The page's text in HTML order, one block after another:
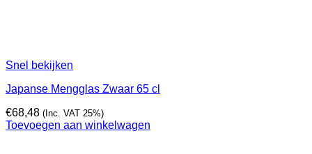
Snel bekijken
Japanse Mengglas Zwaar 65 cl
€68,48 (Inc. VAT 25%)
Toevoegen aan winkelwagen